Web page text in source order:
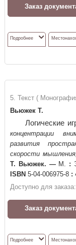
Заказ
Подробнее
5. Текст (
Вьюжек Т.
Логические
концентрации
развития
скорости
Т. Вьюжек. —М. :
ISBN 5-04-006975-8 :
Доступно для заказа:
Заказ
Подробнее